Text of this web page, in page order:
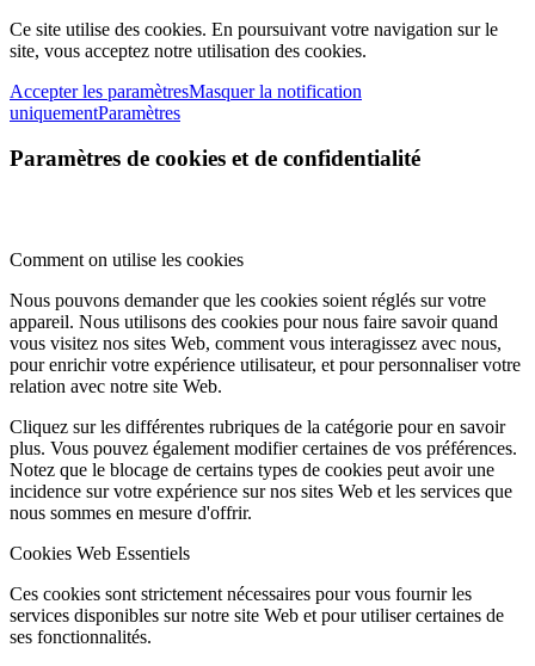
Ce site utilise des cookies. En poursuivant votre navigation sur le
site, vous acceptez notre utilisation des cookies.
Accepter les paramètresMasquer la notification
uniquementParamètres
Paramètres de cookies et de confidentialité
Comment on utilise les cookies
Nous pouvons demander que les cookies soient réglés sur votre
appareil. Nous utilisons des cookies pour nous faire savoir quand
vous visitez nos sites Web, comment vous interagissez avec nous,
pour enrichir votre expérience utilisateur, et pour personnaliser votre
relation avec notre site Web.
Cliquez sur les différentes rubriques de la catégorie pour en savoir
plus. Vous pouvez également modifier certaines de vos préférences.
Notez que le blocage de certains types de cookies peut avoir une
incidence sur votre expérience sur nos sites Web et les services que
nous sommes en mesure d'offrir.
Cookies Web Essentiels
Ces cookies sont strictement nécessaires pour vous fournir les
services disponibles sur notre site Web et pour utiliser certaines de
ses fonctionnalités.